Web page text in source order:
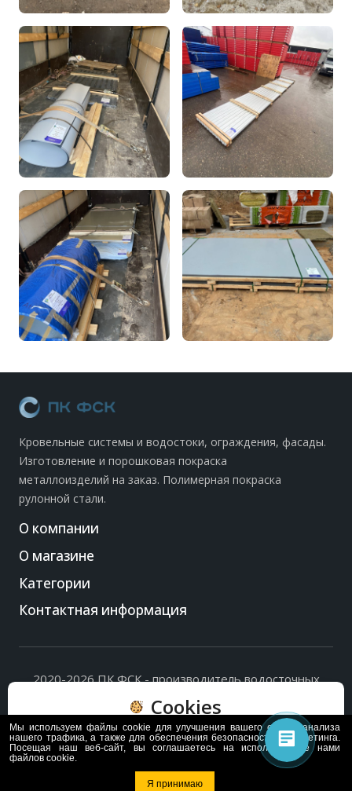
Кровельные системы и водостоки, ограждения, фасады.
Изготовление и порошковая покраска
металлоизделий на заказ. Полимерная покраска
рулонной стали.
О компании
О магазине
Категории
Контактная информация
2020-2026 ПК ФСК - производитель водосточных
Политика обработки персональных данных
на их обработку.
Cookies
Пользуясь сайтом, вы соглашаетесь с политикой
обработки и хранения данных Cookie
Согласен
Мы используем файлы cookie для улучшения вашего опыта, анализа
нашего трафика, а также для обеспечения безопасности и маркетинга.
Посещая наш веб-сайт, вы соглашаетесь на использование нами
файлов cookie.
Я принимаю